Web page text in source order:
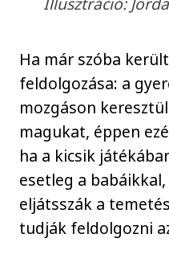
Ha már szóba
feldolgozása: a
mozgáson
magukat, éppen
ha a kicsik
esetleg a
eljátsszák a
tudják feldolgozni